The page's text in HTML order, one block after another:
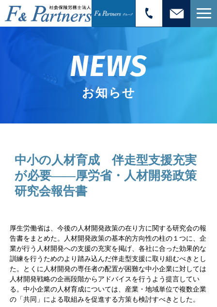
NEWS
お知らせ
中小の人材育成 伴走型支援充実
が必要――厚労省・人材開発政策
研究会報告書
厚生労働省は、今後の人材開発政策の在り方に関する研究会の報
告書をまとめた。人材開発政策の基本的方向性の柱の１つに、企
業が行う人材開発への支援の充実を掲げ、各社に合った効果的な
訓練を行うためのより踏み込んだ伴走型支援に取り組むべきとし
た。とくに人材開発の専任者の配置が困難な中小企業に対しては
人材開発戦略の企画段階からアドバイスを行うよう提言してい
る。中小企業の人材育成については、産業・地域単位で複数企業
の「共同」による取組みを促進する方策も検討すべきとした。